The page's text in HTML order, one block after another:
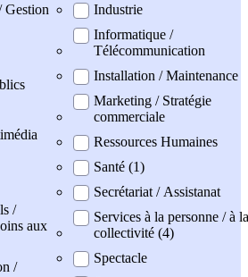
Gestion
/
aux
/
Industrie
Informatique /
Télécommunication
Installation / Maintenance
Marketing / Stratégie
commerciale
Ressources Humaines
Santé (1)
Secrétariat / Assistanat
Services à la personne / à la
collectivité (4)
Spectacle